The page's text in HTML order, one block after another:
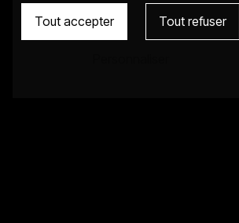
Tout accepter Tout refuser